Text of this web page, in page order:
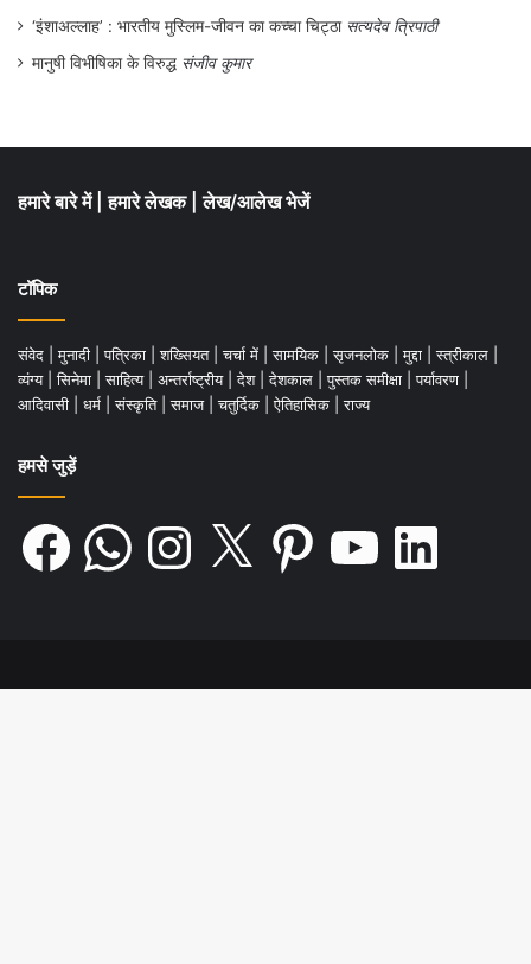
‘इंशाअल्लाह’ : भारतीय मुस्लिम-जीवन का कच्चा चिट्ठा सत्यदेव त्रिपाठी
मानुषी विभीषिका के विरुद्ध संजीव कुमार
हमारे बारे में हमारे लेखक लेख/आलेख भेजें
टॉपिक
संवेद मुनादी पत्रिका शख्सियत चर्चा में सामयिक सृजनलोक मुद्दा स्त्रीकाल
व्यंग्य
सिनेमा साहित्य अन्तर्राष्ट्रीय देश देशकाल पुस्तक समीक्षा पर्यावरण
आदिवासी
धर्म संस्कृति समाज चतुर्दिक ऐतिहासिक राज्य
हमसे जुड़ें
Facebook WhatsAppInstagram Pinterest LinkedIn